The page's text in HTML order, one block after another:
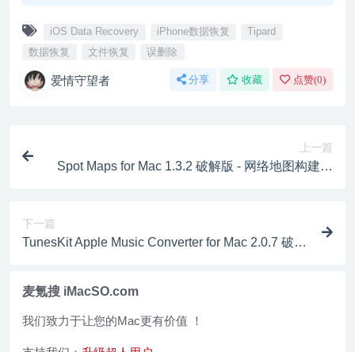
iOS Data Recovery iPhone数据恢复
Tipard
数据恢复
文件恢复 误删除
爱情守望者 分享 收藏 点赞(0)
上一篇
Spot Maps for Mac 1.3.2 破解版 - 网络地图构建软
下一篇
TunesKit Apple Music Converter for Mac 2.0.7 破解
麦氪搜 iMacSO.com
我们致力于让您的Mac更有价值 ！